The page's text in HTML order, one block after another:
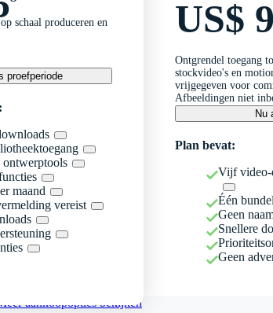
schaal produceren en
proefperiode
ontwerptools
maand
vereist
US$
Ontgrendel toegang
stockvideo's en
vrijgegeven voor
Afbeeldingen niet
Nu
Plan bevat:
Vijf video-
Één
Geen
Snellere
Geen
aankoopopties bekijken